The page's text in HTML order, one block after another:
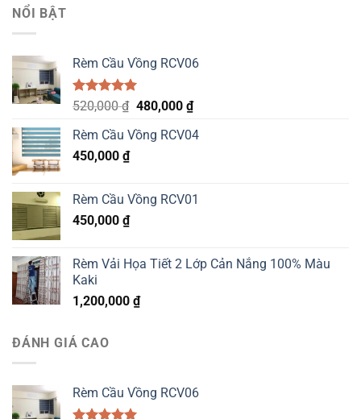
NỔI BẬT
Rèm Cầu Vồng RCV06
Được xếp
5.00
5 sao
520,000₫ Original
was:
480,000 ₫Current
is:
Rèm Cầu Vồng RCV04
450,000 ₫
Rèm Cầu Vồng RCV01
450,000 ₫
Rèm Vải Họa Tiết 2 Lớp Cản Nắng 100% Màu
Kaki
1,200,000 ₫
ĐÁNH GIÁ CAO
Rèm Cầu Vồng RCV06